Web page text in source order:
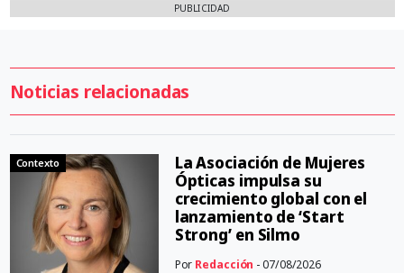
PUBLICIDAD
Noticias relacionadas
Contexto
La Asociación de Mujeres
Ópticas impulsa su
crecimiento global con el
lanzamiento de ‘Start
Strong’ en Silmo
Por Redacción - 07/08/2026